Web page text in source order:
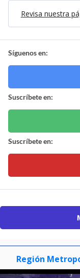
Revisa nuestra
Síguenos en:
Suscríbete en:
Suscríbete en:
Región